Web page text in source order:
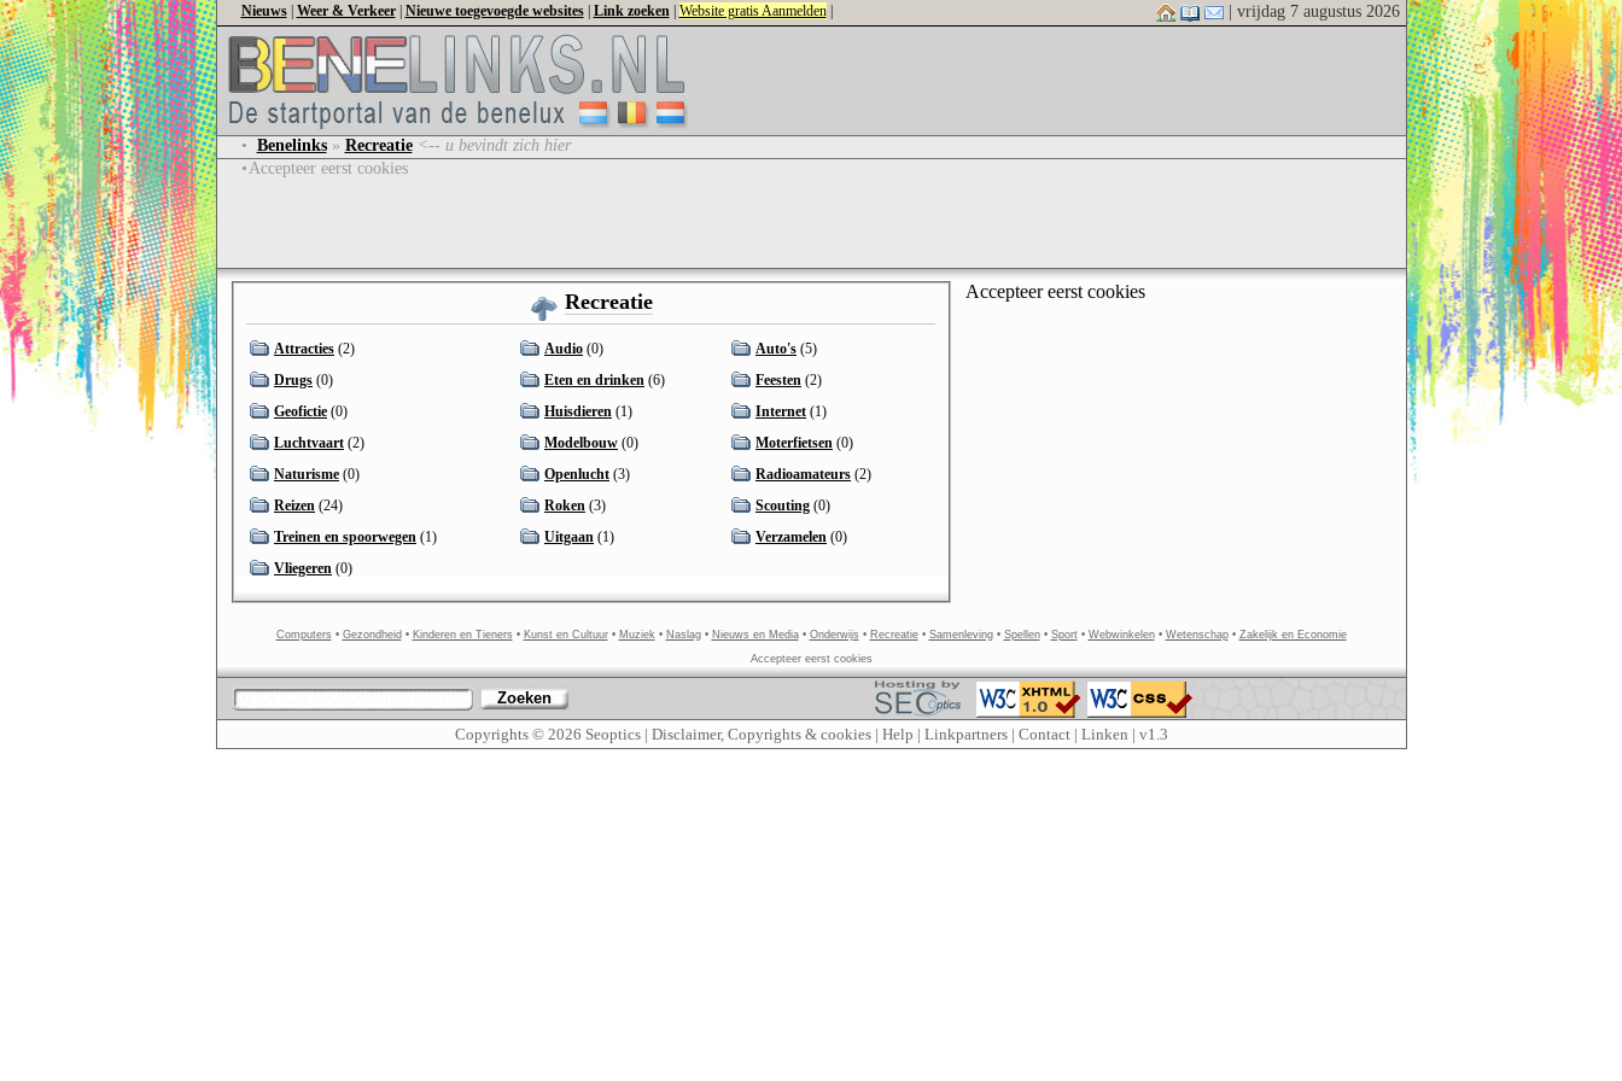
| vrijdag 7 augustus 2026
Nieuws| Weer & Verkeer| Nieuwe toegevoegde websites| Link zoeken| Website gratis Aanmelden|
• Benelinks» Recreatie <-- u bevindt zich hier
•Accepteer eerst cookies
Recreatie
Attracties (2) Audio (0) Auto's (5)
Drugs (0) Eten en drinken (6) Feesten (2)
Geofictie (0) Huisdieren (1) Internet (1)
Luchtvaart (2) Modelbouw (0) Moterfietsen (0)
Naturisme (0) Openlucht (3) Radioamateurs (2)
Reizen (24) Roken (3) Scouting (0)
Treinen en spoorwegen (1) Uitgaan (1) Verzamelen (0)
Vliegeren (0)
Accepteer eerst cookies
Computers • Gezondheid • Kinderen en Tieners • Kunst en Cultuur• Muziek • Naslag• Nieuws en Media• Onderwijs • Recreatie• Samenleving• Spellen• Sport• Webwinkelen• Wetenschap• Zakelijk en Economie
Accepteer eerst cookies
Zoeken
Copyrights © 2026 Seoptics| Disclaimer, Copyrights & cookies| Help | Linkpartners| Contact| Linken | v1.3